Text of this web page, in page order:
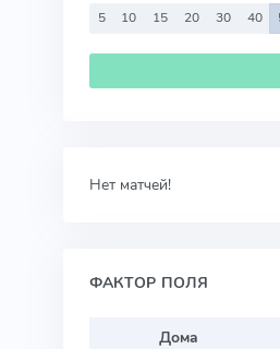
5 10 15 20 30 40
Нет матчей!
ФАКТОР ПОЛЯ
Дома